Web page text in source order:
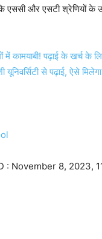
एससी और एसटी श्रेणियों
में कामयाबी! पढ़ाई के खर्च के
यूनिवर्सिटी से पढ़ाई, ऐसे
: November 8, 2023,